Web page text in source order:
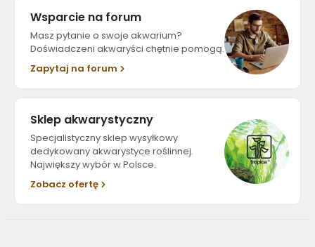
Wsparcie na forum
Masz pytanie o swoje akwarium?
Doświadczeni akwaryści chętnie pomogą.
Zapytaj na forum
Sklep akwarystyczny
Specjalistyczny sklep wysyłkowy
dedykowany akwarystyce roślinnej.
Największy wybór w Polsce.
Zobacz ofertę